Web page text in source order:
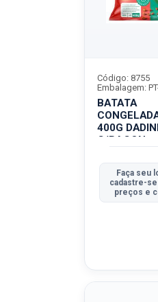
BATATA
400G
C/BACON
Código: 8755
Embalagem:
Faça seu
cadastre-
preços e